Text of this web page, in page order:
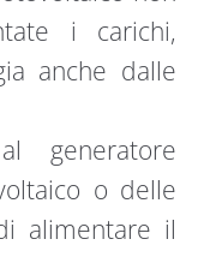
i carichi,
anche dalle
generatore
o delle
alimentare il